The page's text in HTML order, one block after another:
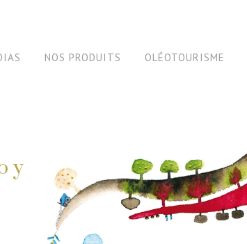
NOS PRODUITS OLÉOTOURISME
y